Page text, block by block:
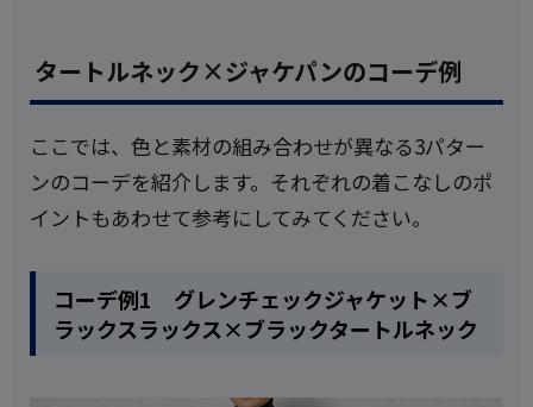
タートルネック×ジャケパンのコーデ例
ここでは、色と素材の組み合わせが異なる3パター
ンのコーデを紹介します。それぞれの着こなしのポ
イントもあわせて参考にしてみてください。
コーデ例1 グレンチェックジャケット×ブ
ラックスラックス×ブラックタートルネック